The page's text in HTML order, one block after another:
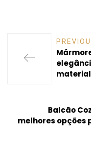
Balcão
melhores opções